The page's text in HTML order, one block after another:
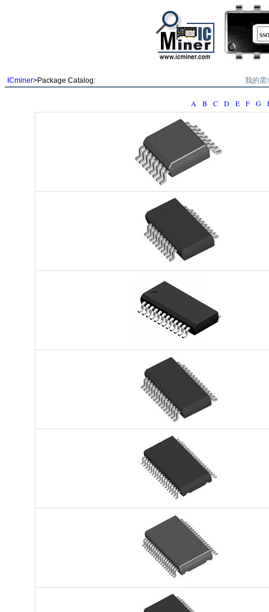
ICminer>Package Catalog: 我的需
A B C D E F G